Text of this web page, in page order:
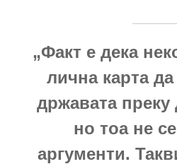
„Факт е дека
лична карта
државата
но тоа не
аргументи.